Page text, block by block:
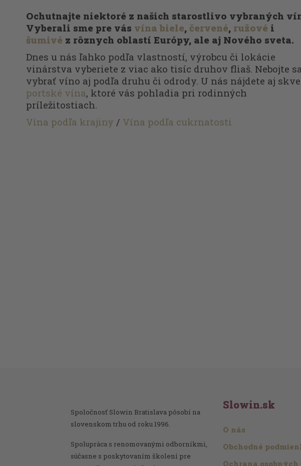
Ochutnajte niektoré z našich starostlivo vybraných
Vyberali sme pre vás vína biele, červené, ružové i
šumivé z rôznych oblastí Európy, ale aj Nového sveta.
Dnes u nás ľahko podľa vlastností, výrobcu či lokácie
vinárstva vyberiete z viac ako tisíc druhov fliaš. Nebojte
vybrať víno aj podľa druhu či odrody. U nás nájdete aj
portské vína, ktoré vás pohladia pri rodinných
príležitostiach.
Vína podľa krajiny / Vína podľa cukrnatosti
Spoločnosť Slowin Bratislava pôsobí na
slovenskom trhu od roku 1996.
Spolupráca s renomovanými odborníkmi,
súčasne s poskytovaním školení pre
Slowin.sk
O nás
Obchodné
Ochrana osobných